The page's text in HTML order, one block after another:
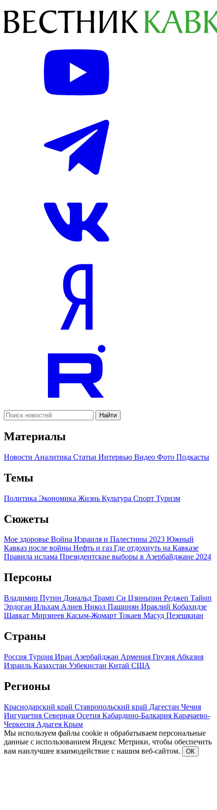
Найти
Материалы
Новости Аналитика Статьи Интервью Видео Фото Подкасты
Темы
Политика Экономика Жизнь Культура Спорт Туризм
Сюжеты
Мое здоровье Война Израиля и Палестины 2023 Южный
Кавказ после войны Нефть и газ Где отдохнуть на Кавказе
Правила ислама Президентские выборы в Азербайджане 2024
Персоны
Владимир Путин Дональд Трамп Си Цзиньпин Реджеп Тайип
Эрдоган Ильхам Алиев Никол Пашинян Ираклий Кобахидзе
Шавкат Мирзиеев Касым-Жомарт Токаев Масуд Пезешкиан
Страны
Россия Турция Иран Азербайджан Армения Грузия Абхазия
Израиль Казахстан Узбекистан Китай США
Регионы
Краснодарский край Ставропольский край Дагестан Чечня
Ингушетия Северная Осетия Кабардино-Балкария Карачаево-
Черкесия Адыгея Крым
Мы используем файлы cookie и обрабатываем персональные
данные с использованием Яндекс Метрики, чтобы обеспечить
вам наилучшее взаимодействие с нашим веб-сайтом.
ОК